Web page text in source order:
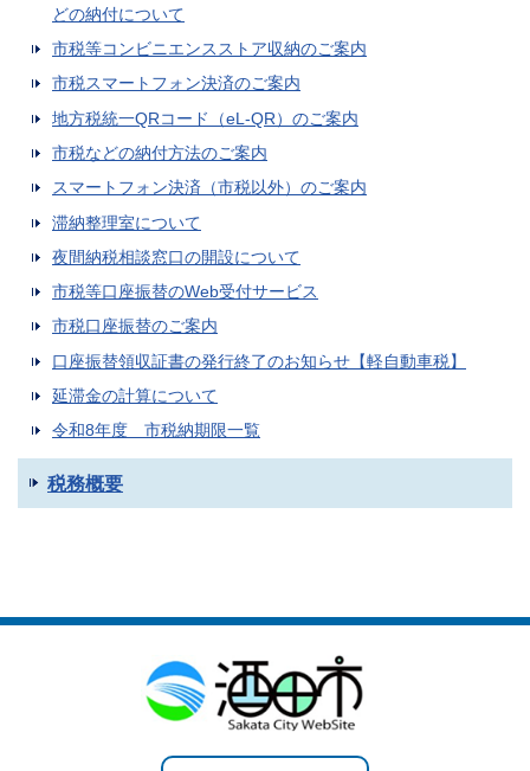
どの納付について
市税等コンビニエンスストア収納のご案内
市税スマートフォン決済のご案内
地方税統一QRコード（eL-QR）のご案内
市税などの納付方法のご案内
スマートフォン決済（市税以外）のご案内
滞納整理室について
夜間納税相談窓口の開設について
市税等口座振替のWeb受付サービス
市税口座振替のご案内
口座振替領収証書の発行終了のお知らせ【軽自動車税】
延滞金の計算について
令和8年度 市税納期限一覧
税務概要